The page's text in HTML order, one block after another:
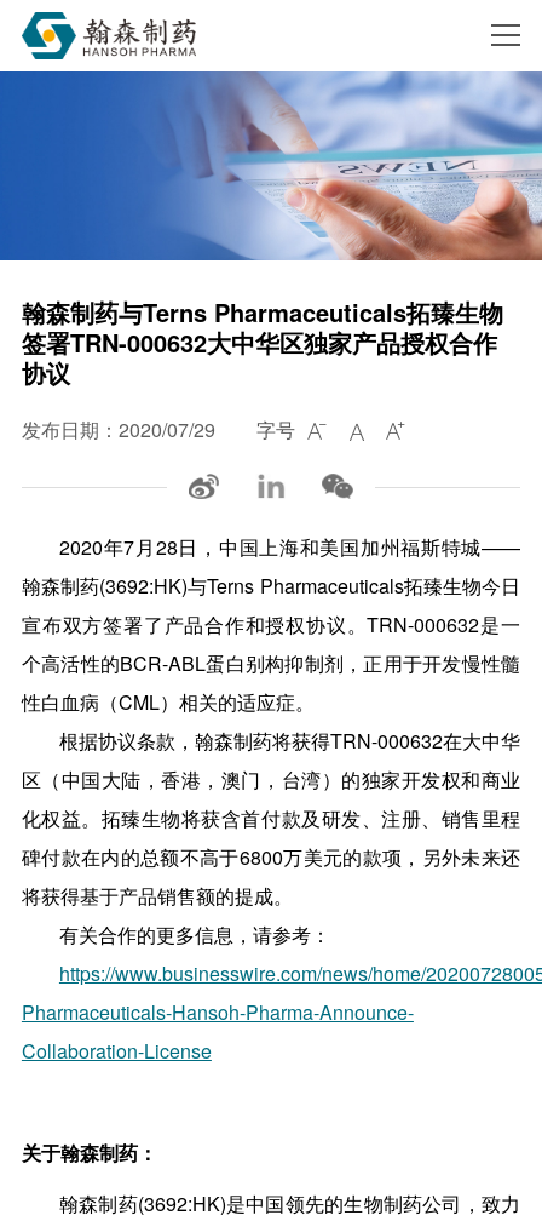
翰森制药与Terns Pharmaceuticals拓臻生物
签署TRN-000632大中华区独家产品授权合作
协议
发布日期：2020/07/29 字号   
2020年7月28日，中国上海和美国加州福斯特城——
翰森制药(3692:HK)与Terns Pharmaceuticals拓臻生物今日
宣布双方签署了产品合作和授权协议。TRN-000632是一
个高活性的BCR-ABL蛋白别构抑制剂，正用于开发慢性髓
性白血病（CML）相关的适应症。
根据协议条款，翰森制药将获得TRN-000632在大中华
区（中国大陆，香港，澳门，台湾）的独家开发权和商业
化权益。拓臻生物将获含首付款及研发、注册、销售里程
碑付款在内的总额不高于6800万美元的款项，另外未来还
将获得基于产品销售额的提成。
有关合作的更多信息，请参考：
https://www.businesswire.com/news/home/
Pharmaceuticals-Hansoh-Pharma-Announce-
Collaboration-License
关于翰森制药：
翰森制药(3692:HK)是中国领先的生物制药公司，致力